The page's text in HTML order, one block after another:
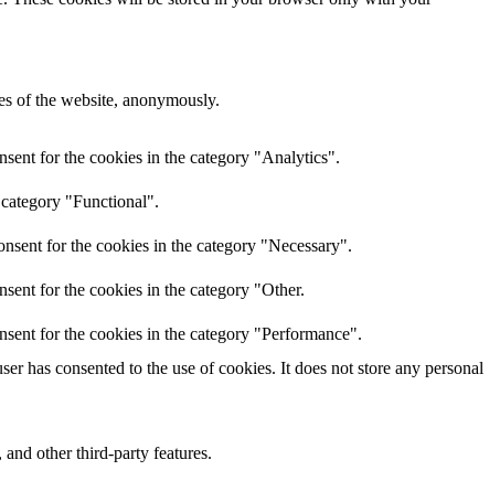
of the website, anonymously.
for the cookies in the category "Analytics".
"Functional".
for the cookies in the category "Necessary".
for the cookies in the category "Other.
for the cookies in the category "Performance".
has consented to the use of cookies. It does not store any personal
other third-party features.